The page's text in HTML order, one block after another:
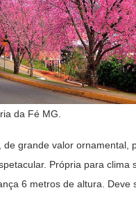
da Fé MG.
de grande valor ornamental,
Própria para clima
6 metros de altura. Deve